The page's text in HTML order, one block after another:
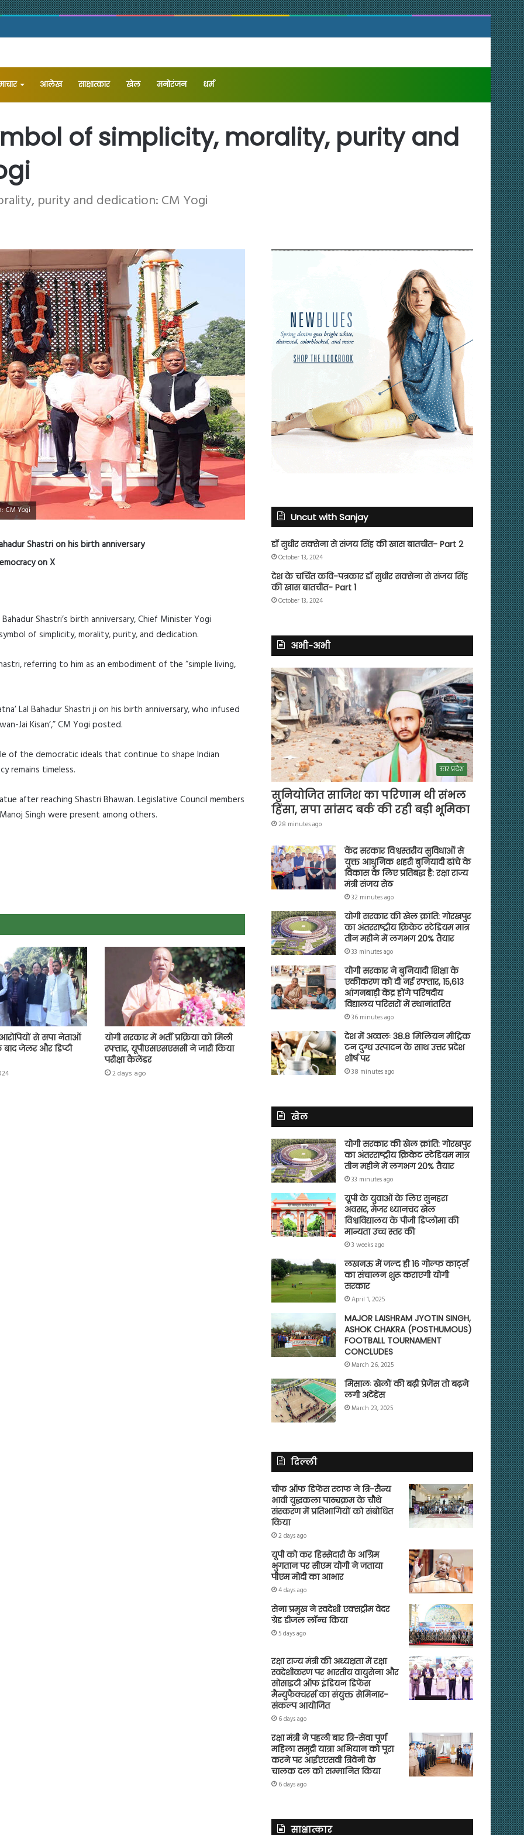
आलेख ⁠साक्षात्कार खेल मनोरंजन धर्म
of simplicity, morality, purity and
purity and dedication: CM Yogi
CM Yogi
Shastri on his birth anniversary
on X
Shastri’s birth anniversary, Chief Minister Yogi
of simplicity, morality, purity, and dedication.
referring to him as an embodiment of the “simple living,
Lal Bahadur Shastri ji on his birth anniversary, who infused
Jai Kisan’,” CM Yogi posted.
of the democratic ideals that continue to shape Indian
remains timeless.
after reaching Shastri Bhawan. Legislative Council members
Singh were present among others.
से सपा नेताओं
जेलर और डिप्टी
योगी सरकार में भर्ती प्रक्रिया को मिली
रफ्तार, यूपीएसएसएससी ने जारी किया
परीक्षा कैलेंडर
2 days ago
Uncut with Sanjay
डॉ सुधीर सक्सेना से संजय सिंह की खास बातचीत- Part 2
October 13, 2024
देश के चर्चित कवि-पत्रकार डॉ सुधीर सक्सेना से संजय सिंह
की खास बातचीत- Part 1
October 13, 2024
अभी-अभी
उत्तर प्रदेश
सुनियोजित साजिश का परिणाम थी संभल
हिंसा, सपा सांसद बर्क की रही बड़ी भूमिका
28 minutes ago
केंद्र सरकार विश्वस्तरीय सुविधाओं से
युक्त आधुनिक शहरी बुनियादी ढांचे के
विकास के लिए प्रतिबद्ध है: रक्षा राज्य
मंत्री संजय सेठ
32 minutes ago
योगी सरकार की खेल क्रांति: गोरखपुर
का अंतरराष्ट्रीय क्रिकेट स्टेडियम मात्र
तीन महीने में लगभग 20% तैयार
33 minutes ago
योगी सरकार ने बुनियादी शिक्षा के
एकीकरण को दी नई रफ्तार, 15,613
आंगनबाड़ी केंद्र होंगे परिषदीय
विद्यालय परिसरों में स्थानांतरित
36 minutes ago
देश में अव्वलः 38.8 मिलियन मीट्रिक
टन दुग्ध उत्पादन के साथ उत्तर प्रदेश
शीर्ष पर
38 minutes ago
खेल
योगी सरकार की खेल क्रांति: गोरखपुर
का अंतरराष्ट्रीय क्रिकेट स्टेडियम मात्र
तीन महीने में लगभग 20% तैयार
33 minutes ago
यूपी के युवाओं के लिए सुनहरा
अवसर, मेजर ध्यानचंद खेल
विश्वविद्यालय के पीजी डिप्लोमा की
मान्यता उच्च स्तर की
3 weeks ago
लखनऊ में जल्द ही 16 गोल्फ कार्ट्स
का संचालन शुरू कराएगी योगी
सरकार
April 1, 2025
MAJOR LAISHRAM JYOTIN SINGH,
ASHOK CHAKRA (POSTHUMOUS)
FOOTBALL TOURNAMENT
CONCLUDES
March 26, 2025
मिसालः खेलों की बढ़ी प्रेजेंस तो बढ़ने
लगी अटेंडेंस
March 23, 2025
दिल्ली
चीफ ऑफ डिफेंस स्टाफ ने त्रि-सैन्य
भावी युद्धकला पाठ्यक्रम के चौथे
संस्करण में प्रतिभागियों को संबोधित
किया
2 days ago
यूपी को कर हिस्सेदारी के अग्रिम
भुगतान पर सीएम योगी ने जताया
पीएम मोदी का आभार
4 days ago
सेना प्रमुख ने स्वदेशी एक्सट्रीम वेदर
ग्रेड डीजल लॉन्च किया
5 days ago
रक्षा राज्य मंत्री की अध्यक्षता में रक्षा
स्वदेशीकरण पर भारतीय वायुसेना और
सोसाइटी ऑफ इंडियन डिफेंस
मैन्युफैक्चरर्स का संयुक्त सेमिनार-
संकल्प आयोजित
6 days ago
रक्षा मंत्री ने पहली बार त्रि-सेवा पूर्ण
महिला समुद्री यात्रा अभियान को पूरा
करने पर आईएएसवी त्रिवेनी के
चालक दल को सम्मानित किया
6 days ago
साक्षात्कार